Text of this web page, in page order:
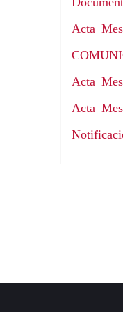
Acta
Acta
Acta